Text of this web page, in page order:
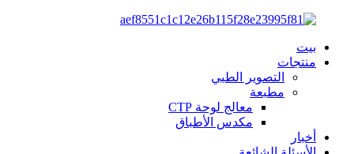
بيت
منتجات
التصوير الطبي
مطبعة
معالج لوحة CTP
مكدس الأطباق
أخبار